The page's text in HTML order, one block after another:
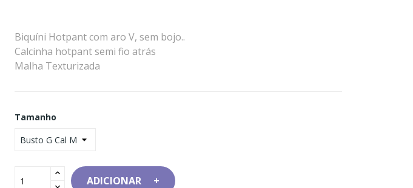
Biquíni Hotpant com aro V, sem bojo..
Calcinha hotpant semi fio atrás
Malha Texturizada
Tamanho
ADICIONAR